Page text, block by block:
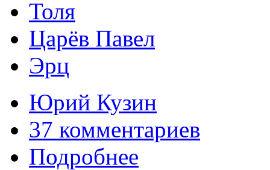
Толя
Царёв Павел
Эрц
Юрий Кузин
37 комментариев
Подробнее